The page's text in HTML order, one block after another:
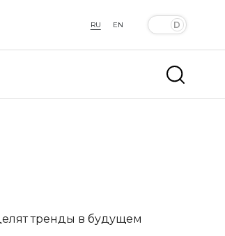
RU EN
тренды в будущем